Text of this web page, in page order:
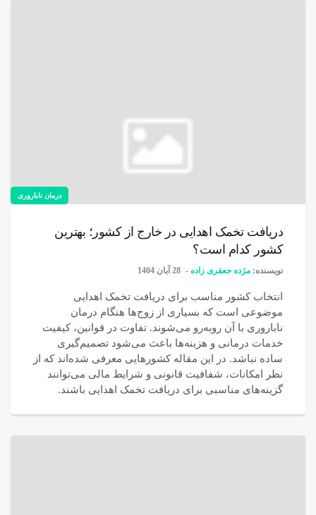
درمان ناباروری
دریافت تخمک اهدایی در خارج از کشور؛ بهترین
کشور کدام است؟
نویسنده: مژده جعفری زاده 28 آبان 1404
انتخاب کشور مناسب برای دریافت تخمک اهدایی
موضوعی است که بسیاری از زوج‌ها هنگام درمان
ناباروری با آن روبه‌رو می‌شوند. تفاوت در قوانین، کیفیت
خدمات درمانی و هزینه‌ها باعث می‌شود تصمیم‌گیری
ساده نباشد. در این مقاله کشورهایی معرفی شده‌اند که از
نظر امکانات، شفافیت قانونی و شرایط مالی می‌توانند
گزینه‌های مناسبی برای دریافت تخمک اهدایی باشند.